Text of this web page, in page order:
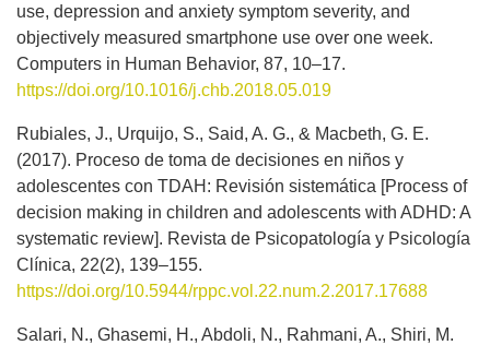
use, depression and anxiety symptom severity, and
objectively measured smartphone use over one week.
Computers in Human Behavior, 87, 10–17.
https://doi.org/10.1016/j.chb.2018.05.019
Rubiales, J., Urquijo, S., Said, A. G., & Macbeth, G. E.
(2017). Proceso de toma de decisiones en niños y
adolescentes con TDAH: Revisión sistemática [Process of
decision making in children and adolescents with ADHD: A
systematic review]. Revista de Psicopatología y Psicología
Clínica, 22(2), 139–155.
https://doi.org/10.5944/rppc.vol.22.num.2.2017.17688
Salari, N., Ghasemi, H., Abdoli, N., Rahmani, A., Shiri, M.